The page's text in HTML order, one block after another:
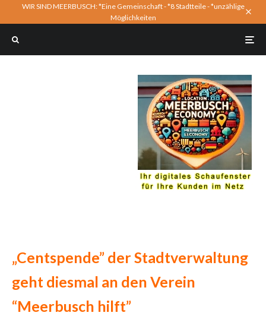
WIR SIND MEERBUSCH: *Eine Gemeinschaft - *8 Stadtteile - *unzählige
Möglichkeiten
„Centspende” der Stadtverwaltung
geht diesmal an den Verein
“Meerbusch hilft”